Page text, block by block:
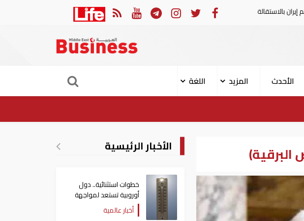
السعودية تعلن إصابة 11 مدنيا في هجوم حوثي على نجران
الأحدث المزيد
اللغة
الأخبار الرئيسية
خطوات استثنائية.. دول
أوروبية تستعد لمواجهة
موجة حر غير مسبوقة
أخبار عالمية